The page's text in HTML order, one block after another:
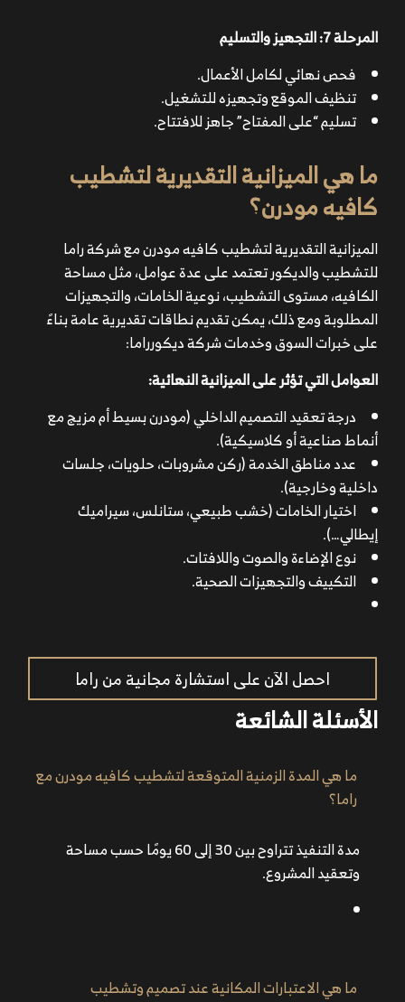
المرحلة 7: التجهيز والتسليم
فحص نهائي لكامل الأعمال.
تنظيف الموقع وتجهيزه للتشغيل.
تسليم “على المفتاح” جاهز للافتتاح.
ما هي الميزانية التقديرية لتشطيب
كافيه مودرن؟
الميزانية التقديرية لتشطيب كافيه مودرن مع شركة راما
للتشطيب والديكور تعتمد على عدة عوامل، مثل مساحة
الكافيه، مستوى التشطيب، نوعية الخامات، والتجهيزات
المطلوبة ومع ذلك، يمكن تقديم نطاقات تقديرية عامة بناءً
على خبرات السوق وخدمات شركة ديكورراما:
العوامل التي تؤثر على الميزانية النهائية:
درجة تعقيد التصميم الداخلي (مودرن بسيط أم مزيج مع
أنماط صناعية أو كلاسيكية).
عدد مناطق الخدمة (ركن مشروبات، حلويات، جلسات
داخلية وخارجية).
اختيار الخامات (خشب طبيعي، ستانلس، سيراميك
إيطالي…).
نوع الإضاءة والصوت واللافتات.
التكييف والتجهيزات الصحية.
احصل الآن على استشارة مجانية من راما
الأسئلة الشائعة
ما هي المدة الزمنية المتوقعة لتشطيب كافيه مودرن مع
راما؟
مدة التنفيذ تتراوح بين 30 إلى 60 يومًا حسب مساحة
وتعقيد المشروع.
ما هي الاعتبارات المكانية عند تصميم وتشطيب